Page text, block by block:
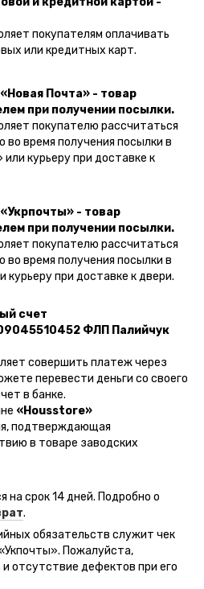
покупателям оплачивать
или кредитных карт.
Почта» - товар
при получении посылки.
покупателю рассчитаться
во время получения посылки в
курьеру при доставке к
- товар
при получении посылки.
покупателю рассчитаться
во время получения посылки в
курьеру при доставке к двери.
счет
ФЛП Палийчук
совершить платеж через
перевести деньги со своего
в банке.
«Housstore»
подтверждающая
в товаре заводских
на срок 14 дней. Подробно о
.
обязательств служит чек
почты». Пожалуйста,
отсутствие дефектов при его